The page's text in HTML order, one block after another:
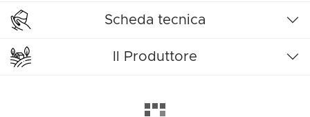
Scheda tecnica
Il Produttore